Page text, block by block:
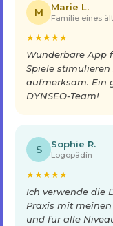
M Marie L.
Familie eines
★★★★★
Wunderbare App
Spiele
aufmerksam. Ein
DYNSEO-Team!
S Sophie R.
Logopädin
★★★★★
Ich verwende die
Praxis mit
und für alle